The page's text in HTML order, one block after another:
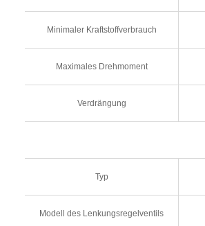
Minimaler Kraftstoffverbrauch
Maximales Drehmoment
Verdrängung
Typ
Modell des Lenkungsregelventils